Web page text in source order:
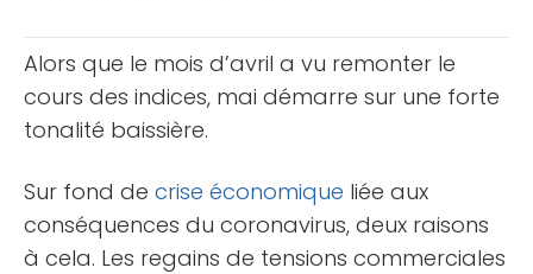
Alors que le mois d’avril a vu remonter le
cours des indices, mai démarre sur une forte
tonalité baissière.
Sur fond de crise économique liée aux
conséquences du coronavirus, deux raisons
à cela. Les regains de tensions commerciales